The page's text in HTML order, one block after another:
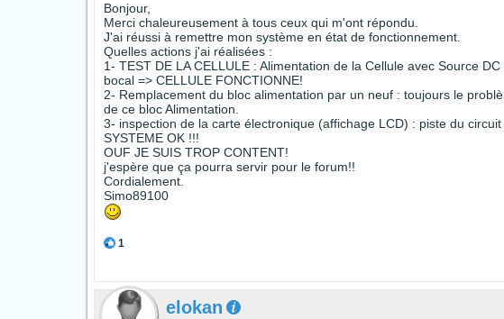
Bonjour,
Merci chaleureusement à tous ceux qui m'ont répondu.
J'ai réussi à remettre mon système en état de fonctionnement.
Quelles actions j'ai réalisées :
1- TEST DE LA CELLULE : Alimentation de la Cellule avec Source
bocal => CELLULE FONCTIONNE!
2- Remplacement du bloc alimentation par un neuf : toujours le
de ce bloc Alimentation.
3- inspection de la carte électronique (affichage LCD) : piste du
SYSTEME OK !!!
OUF JE SUIS TROP CONTENT!
j'espère que ça pourra servir pour le forum!!
Cordialement.
Simo89100
1
elokan